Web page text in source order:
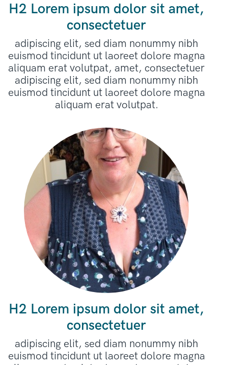
H2 Lorem ipsum dolor sit amet,
consectetuer
adipiscing elit, sed diam nonummy nibh
euismod tincidunt ut laoreet dolore magna
aliquam erat volutpat, amet, consectetuer
adipiscing elit, sed diam nonummy nibh
euismod tincidunt ut laoreet dolore magna
aliquam erat volutpat.
H2 Lorem ipsum dolor sit amet,
consectetuer
adipiscing elit, sed diam nonummy nibh
euismod tincidunt ut laoreet dolore magna